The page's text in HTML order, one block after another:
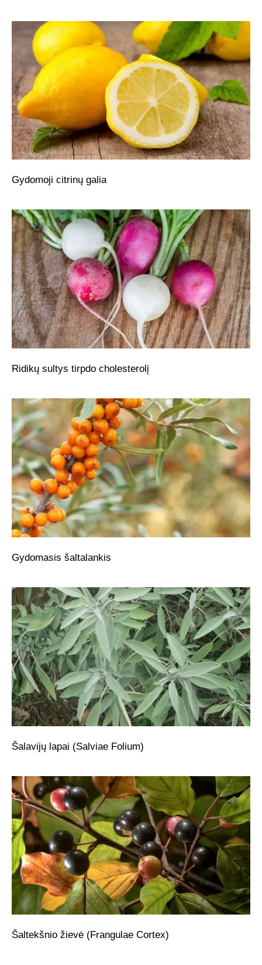
Gydomoji citrinų galia
Ridikų sultys tirpdo cholesterolį
Gydomasis šaltalankis
Šalavijų lapai (Salviae Folium)
Šaltekšnio žievė (Frangulae Cortex)